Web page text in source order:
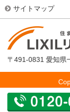
サイトマップ
〒491-0831 愛知県